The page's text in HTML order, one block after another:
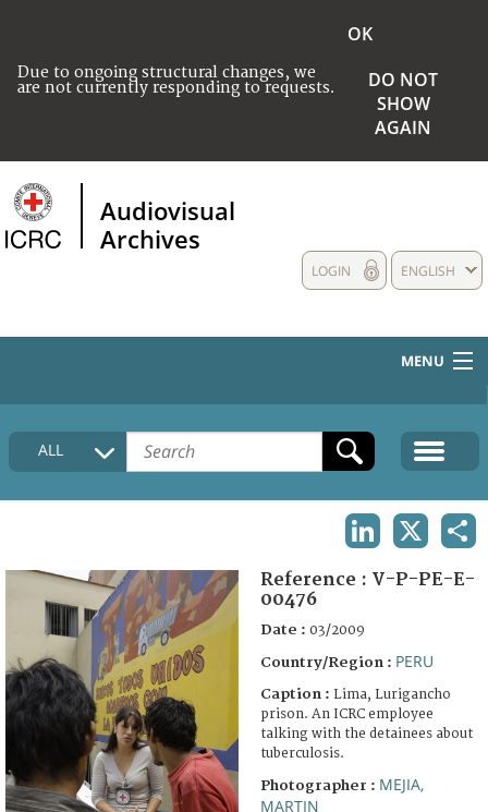
Due to ongoing structural changes, we
are not currently responding to requests.
OK
DO NOT
SHOW
AGAIN
Audiovisual
Archives
ENGLISH
LOGIN
MENU
HOME
COLLECTIONS DESCRIPTION
FAQ
ALL
Reference : V-P-PE-E-
00476
Date : 03/2009
Country/Region : PERU
Caption : Lima, Lurigancho
prison. An ICRC employee
talking with the detainees about
tuberculosis.
Photographer : MEJIA,
MARTIN